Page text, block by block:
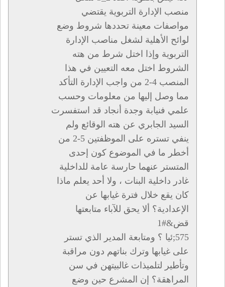
منصب الإدارة التربوية يقتضي
مواصفات معينة تحددها شروط وضع
لوائح الأهلية لشغل مناصب الإدارة
التربوية وإذا اختل شرط من هته
الشروط اختل معه التعيين في هذا
المنصب 4-2 من واجب الإدارة التأكد
مما وصل إليها من معلومات وحسب
علمي فنيابة وجدة أنجاد قد استفسرت
السيد الجابري عن هته الوقائع ولم
ينفي تستره على الموظفتين 5-2 من
أخطر ما في الموضوع كون إحدى
المتستر عنهما حارسة عامة للداخلية
غادر داخلية البنات ، ولا أحد يعلم ماذا
كان يقع خلال فترة غيابها عن
الإعدادية؟ ألا يحق للآباء متابعتها
قض&#1
575;ئيا ؟ ومتابعة المدير الذي تستر
على غيابها وترك بناتهم دون مراقبة
وتأطير لتلميذات غالبيتهن في سن
المراهقة؟ إن المشرع حين وضع